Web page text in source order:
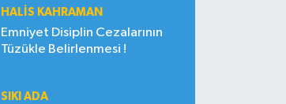
HALIS KAHRAMAN
Emniyet Disiplin Cezalarının
Tüzükle Belirlenmesi !
SIKI ADA